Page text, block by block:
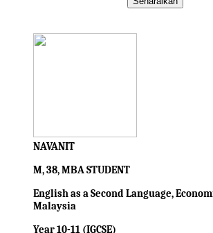
NAVANIT
M, 38, MBA STUDENT
English as a Second Language,
Malaysia
Year 10-11 (IGCSE)